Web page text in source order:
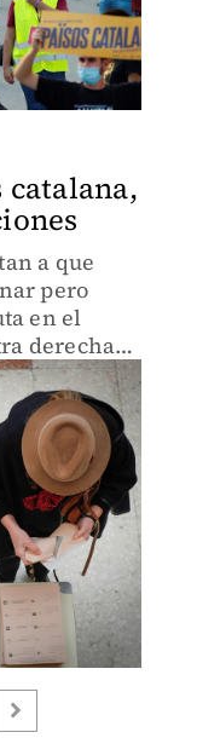
catalana,
a que
pero
en el
derecha